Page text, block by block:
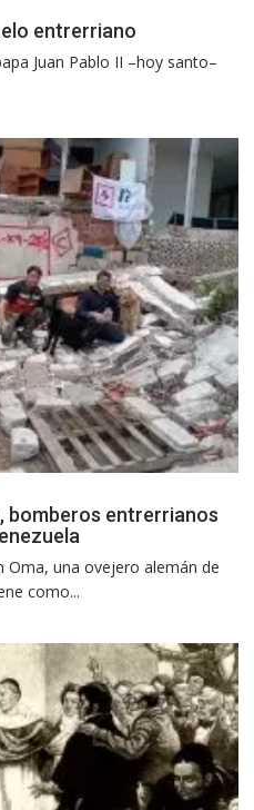
entrerriano
Juan Pablo II –hoy santo–
bomberos entrerrianos
una ovejero alemán de
como...